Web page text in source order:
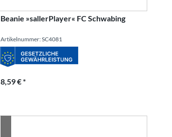
Beanie »sallerPlayer« FC Schwabing
Artikelnummer: SC4081
8,59 € *